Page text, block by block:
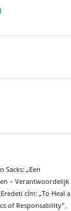
Sacks: „Een
– Verantwoordelijk
cím: „To Heal a
of Responsability”,